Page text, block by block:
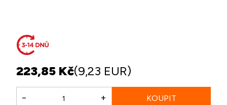
223,85 Kč(9,23 EUR)
- +